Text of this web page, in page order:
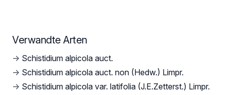
Verwandte Arten
→ Schistidium alpicola auct.
→ Schistidium alpicola auct. non (Hedw.) Limpr.
→ Schistidium alpicola var. latifolia (J.E.Zetterst.) Limpr.